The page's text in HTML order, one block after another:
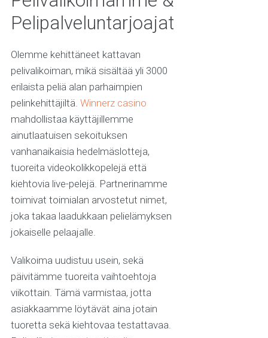
Pelipalveluntarjoajat
Olemme kehittäneet kattavan
pelivalikoiman, mikä sisältää yli 3000
erilaista peliä alan parhaimpien
pelinkehittäjiltä. Winnerz casino
mahdollistaa käyttäjillemme
ainutlaatuisen sekoituksen
vanhanaikaisia hedelmäslotteja,
tuoreita videokolikkopelejä että
kiehtovia live-pelejä. Partnerinamme
toimivat toimialan arvostetut nimet,
joka takaa laadukkaan pelielämyksen
jokaiselle pelaajalle.
Valikoima uudistuu usein, sekä
päivitämme tuoreita vaihtoehtoja
viikottain. Tämä varmistaa, jotta
asiakkaamme löytävät aina jotain
tuoretta sekä kiehtovaa testattavaa.